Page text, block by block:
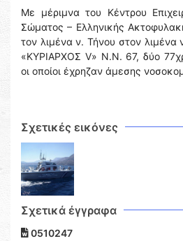
Με μέριμνα του Κέντρου
Σώματος – Ελληνικής
τον λιμένα ν. Τήνου στον
«ΚΥΡΙΑΡΧΟΣ V» Ν.Ν. 67, δύο
οι οποίοι έχρηζαν άμεσης
Σχετικές εικόνες
Σχετικά έγγραφα
0510247